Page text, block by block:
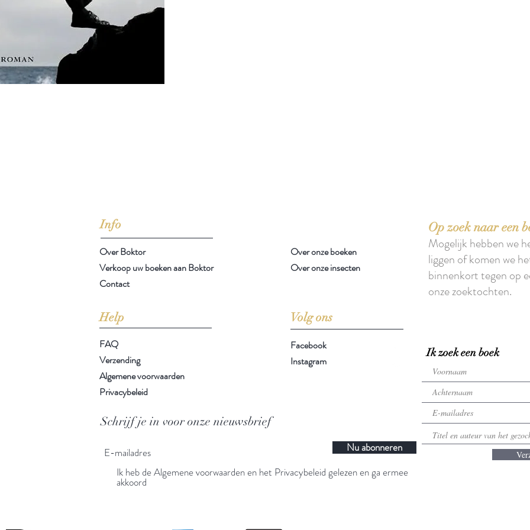
Info
Over Boktor
Verkoop uw boeken aan Boktor
Contact
Help Volg ons
Op zoek naar een
Mogelijk hebben we
liggen of komen we
binnenkort tegen op
onze zoektochten.
FAQ
Verzending
Algemene voorwaarden
Privacybeleid
Facebook
Instagram
Schrijf je in voor onze nieuwsbrief
Nu abonneren
Ik heb de Algemene voorwaarden en het Privacybeleid gelezen en ga ermee
akkoord
Ik zoek een boek
Over onze boeken
Over onze insecten